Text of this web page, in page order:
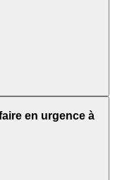
en urgence à